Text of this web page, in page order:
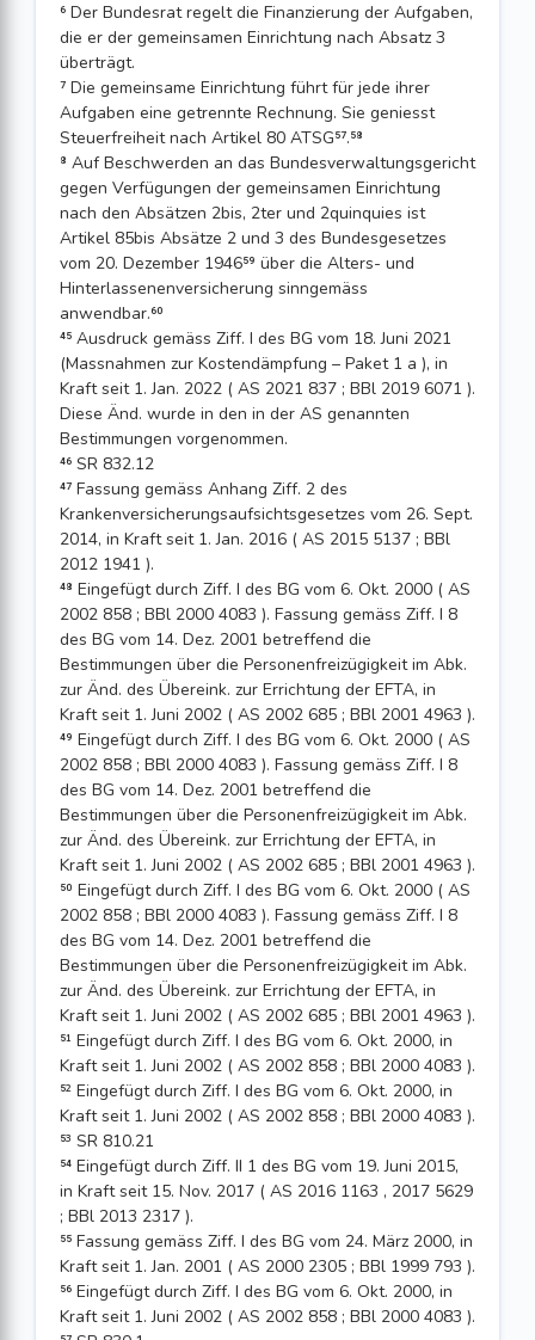
⁶ Der Bundesrat regelt die Finanzierung der Aufgaben,
die er der gemeinsamen Einrichtung nach Absatz 3
überträgt.
⁷ Die gemeinsame Einrichtung führt für jede ihrer
Aufgaben eine getrennte Rechnung. Sie geniesst
Steuerfreiheit nach Artikel 80 ATSG⁵⁷.⁵⁸
⁸ Auf Beschwerden an das Bundesverwaltungsgericht
gegen Verfügungen der gemeinsamen Einrichtung
nach den Absätzen 2bis, 2ter und 2quinquies ist
Artikel 85bis Absätze 2 und 3 des Bundesgesetzes
vom 20. Dezember 1946⁵⁹ über die Alters- und
Hinterlassenenversicherung sinngemäss
anwendbar.⁶⁰
⁴⁵ Ausdruck gemäss Ziff. I des BG vom 18. Juni 2021
(Massnahmen zur Kostendämpfung – Paket 1 a ), in
Kraft seit 1. Jan. 2022 ( AS 2021 837 ; BBl 2019 6071 ).
Diese Änd. wurde in den in der AS genannten
Bestimmungen vorgenommen.
⁴⁶ SR 832.12
⁴⁷ Fassung gemäss Anhang Ziff. 2 des
Krankenversicherungsaufsichtsgesetzes vom 26. Sept.
2014, in Kraft seit 1. Jan. 2016 ( AS 2015 5137 ; BBl
2012 1941 ).
⁴⁸ Eingefügt durch Ziff. I des BG vom 6. Okt. 2000 ( AS
2002 858 ; BBl 2000 4083 ). Fassung gemäss Ziff. I 8
des BG vom 14. Dez. 2001 betreffend die
Bestimmungen über die Personenfreizügigkeit im Abk.
zur Änd. des Übereink. zur Errichtung der EFTA, in
Kraft seit 1. Juni 2002 ( AS 2002 685 ; BBl 2001 4963 ).
⁴⁹ Eingefügt durch Ziff. I des BG vom 6. Okt. 2000 ( AS
2002 858 ; BBl 2000 4083 ). Fassung gemäss Ziff. I 8
des BG vom 14. Dez. 2001 betreffend die
Bestimmungen über die Personenfreizügigkeit im Abk.
zur Änd. des Übereink. zur Errichtung der EFTA, in
Kraft seit 1. Juni 2002 ( AS 2002 685 ; BBl 2001 4963 ).
⁵⁰ Eingefügt durch Ziff. I des BG vom 6. Okt. 2000 ( AS
2002 858 ; BBl 2000 4083 ). Fassung gemäss Ziff. I 8
des BG vom 14. Dez. 2001 betreffend die
Bestimmungen über die Personenfreizügigkeit im Abk.
zur Änd. des Übereink. zur Errichtung der EFTA, in
Kraft seit 1. Juni 2002 ( AS 2002 685 ; BBl 2001 4963 ).
⁵¹ Eingefügt durch Ziff. I des BG vom 6. Okt. 2000, in
Kraft seit 1. Juni 2002 ( AS 2002 858 ; BBl 2000 4083 ).
⁵² Eingefügt durch Ziff. I des BG vom 6. Okt. 2000, in
Kraft seit 1. Juni 2002 ( AS 2002 858 ; BBl 2000 4083 ).
⁵³ SR 810.21
⁵⁴ Eingefügt durch Ziff. II 1 des BG vom 19. Juni 2015,
in Kraft seit 15. Nov. 2017 ( AS 2016 1163 , 2017 5629
; BBl 2013 2317 ).
⁵⁵ Fassung gemäss Ziff. I des BG vom 24. März 2000, in
Kraft seit 1. Jan. 2001 ( AS 2000 2305 ; BBl 1999 793 ).
⁵⁶ Eingefügt durch Ziff. I des BG vom 6. Okt. 2000, in
Kraft seit 1. Juni 2002 ( AS 2002 858 ; BBl 2000 4083 ).